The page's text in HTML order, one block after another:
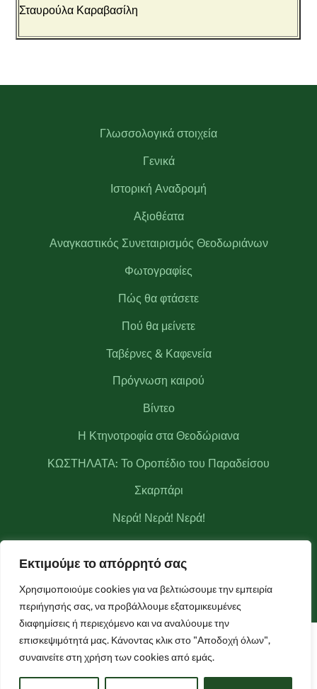
Εκτιμούμε το απόρρητό σας
Χρησιμοποιούμε cookies για να βελτιώσουμε την εμπειρία
περιήγησής σας, να προβάλλουμε εξατομικευμένες
διαφημίσεις ή περιεχόμενο και να αναλύουμε την
επισκεψιμότητά μας. Κάνοντας κλικ στο "Αποδοχή όλων",
συναινείτε στη χρήση των cookies από εμάς.
Σταυρούλα Καραβασίλη
Γλωσσολογικά στοιχεία
Γενικά
Ιστορική Αναδρομή
Αξιοθέατα
Αναγκαστικός Συνεταιρισμός Θεοδωριάνων
Φωτογραφίες
Πώς θα φτάσετε
Πού θα μείνετε
Ταβέρνες & Καφενεία
Πρόγνωση καιρού
Βίντεο
Η Κτηνοτροφία στα Θεοδώριανα
ΚΩΣΤΗΛΑΤΑ: Το Οροπέδιο του Παραδείσου
Σκαρπάρι
Νερά! Νερά! Νερά!
Μετεωρολογικός σταθμός Θεοδωριάνων
Facebook Live Camera